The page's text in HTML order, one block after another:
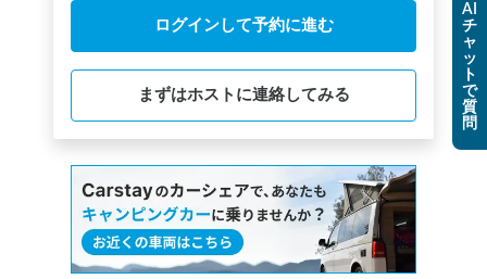
ログインして予約に進む
まずはホストに連絡してみる
AI
チ
ャ
ッ
ト
で
質
問